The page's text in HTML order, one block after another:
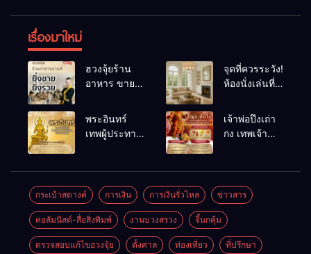
เรื่องมาใหม่
ฮวงจุ้ยร้าน
อาหาร ขายดี
เคล็ดลับปรับ
ดวง ปรับร้าน
ให้ลูกค้าแน่น
จุดที่ควรระวัง!
ห้องนั่งเล่นที่
พลังชีวิต
พระอินทร์
เทพผู้ประทาน
เจ้าพ่อปึงเถ่า
กง เทพเจ้า
กระเป๋าสตางค์ การเงิน การเงินรั่วไหล ข่าวสาร
คอลัมนิสต์-สื่อสิ่งพิมพ์ งานบวงสรวง จี้นกคุ้ม
ตรวจสอบแก้ไขฮวงจุ้ย ตั้งศาล ท่องเที่ยว ที่ปรึกษา